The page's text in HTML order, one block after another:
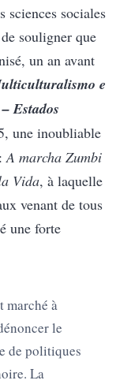
sciences sociales
souligner que
un an avant
e
Estados
une inoubliable
A marcha Zumbi
Vida, à laquelle
venant de tous
une forte
marché à
le
de politiques
La